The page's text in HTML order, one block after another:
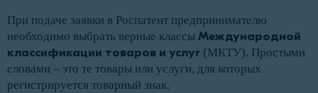
При подаче заявки в Роспатент предпринимателю
необходимо выбрать верные классы Международной
классификации товаров и услуг (МКТУ). Простыми
словами – это те товары или услуги, для которых
регистрируется товарный знак.